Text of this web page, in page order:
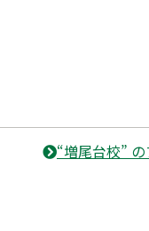
“増尾台校”